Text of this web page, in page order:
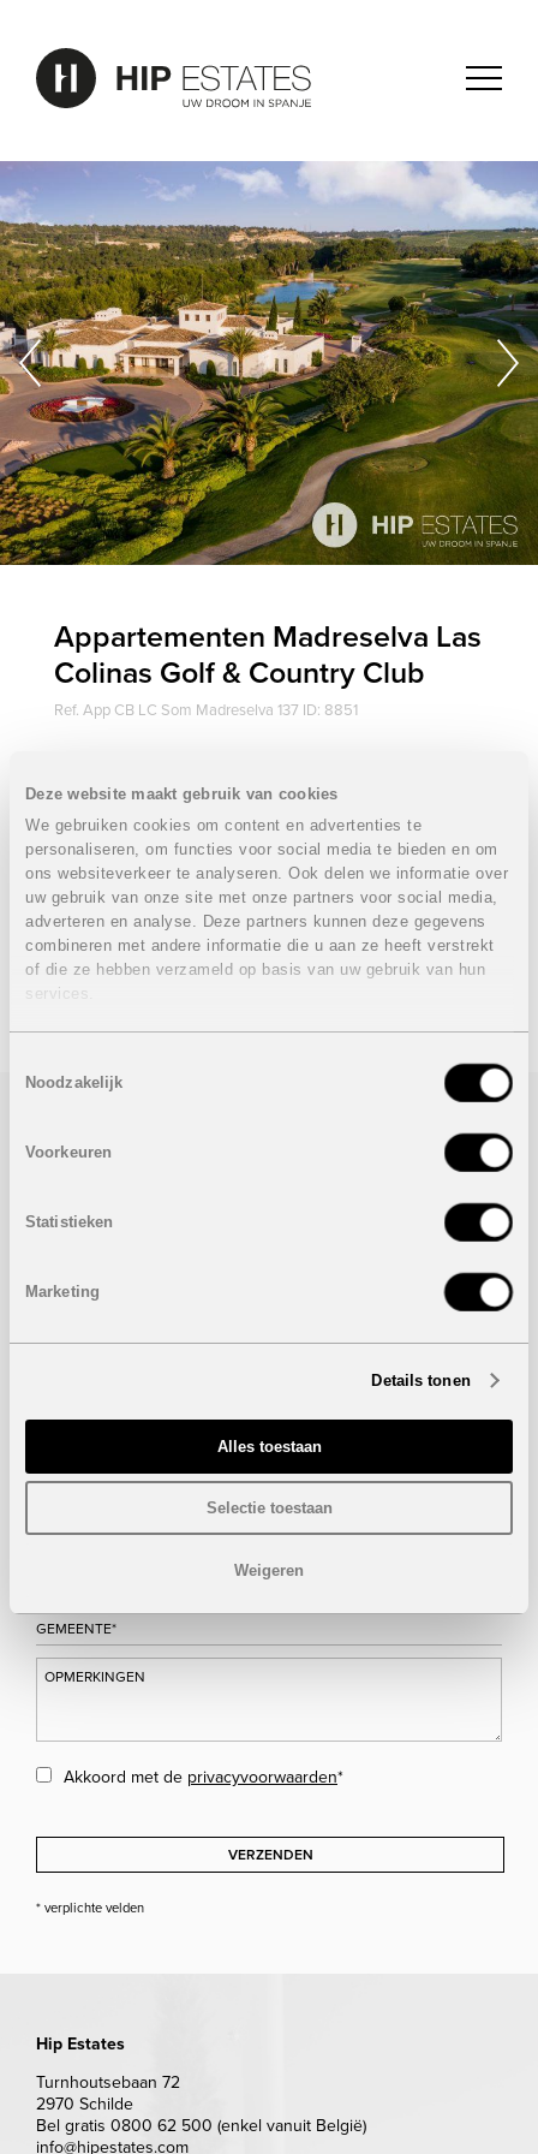
Deze website maakt gebruik van cookies
We gebruiken cookies om content en advertenties te
personaliseren, om functies voor social media te bieden en om
ons websiteverkeer te analyseren. Ook delen we informatie over
uw gebruik van onze site met onze partners voor social media,
adverteren en analyse. Deze partners kunnen deze gegevens
combineren met andere informatie die u aan ze heeft verstrekt
of die ze hebben verzameld op basis van uw gebruik van hun
services.
Noodzakelijk
Voorkeuren
Statistieken
Marketing
Details tonen
Alles toestaan
Selectie toestaan
Weigeren
Appartementen Madreselva Las
Colinas Golf & Country Club
Ref. App CB LC Som Madreselva 137 ID: 8851
€ 0
Appartementen Madreselva Las Colinas Golf & Country
Club
Onder voorbehoud van eventuele prijswijzigingen.
STUUR NAAR EEN VRIEND
Bezoek/infoaanvraag
formulier in te vullen. Wij houden u zo snel mogelijk op de
Akkoord met de privacyvoorwaarden*
VERZENDEN
* verplichte velden
Hip Estates
Turnhoutsebaan 72
2970 Schilde
Bel gratis 0800 62 500 (enkel vanuit België)
info@hipestates.com